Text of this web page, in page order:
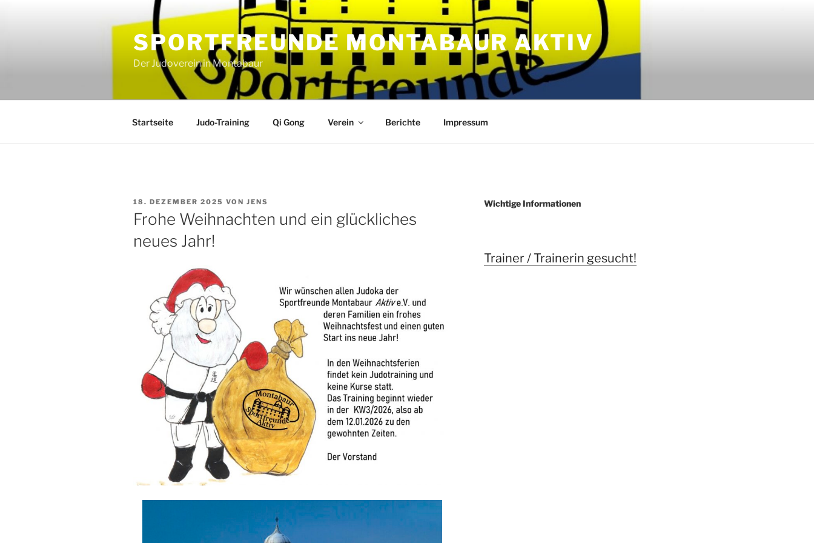
SPORTFREUNDE MONTABAUR AKTIV
Der Judoverein in Montabaur
Startseite Judo-Training Qi Gong Verein Berichte Impressum
VERÖFFENTLICHT
AM
18. DEZEMBER 2025 VON JENS
Frohe Weihnachten und ein glückliches
neues Jahr!
Wichtige Informationen
Trainer / Trainerin gesucht!